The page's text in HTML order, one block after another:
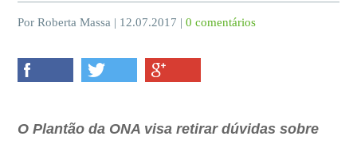
Por Roberta Massa | 12.07.2017 |0 comentários
O Plantão da ONA visa retirar dúvidas sobre